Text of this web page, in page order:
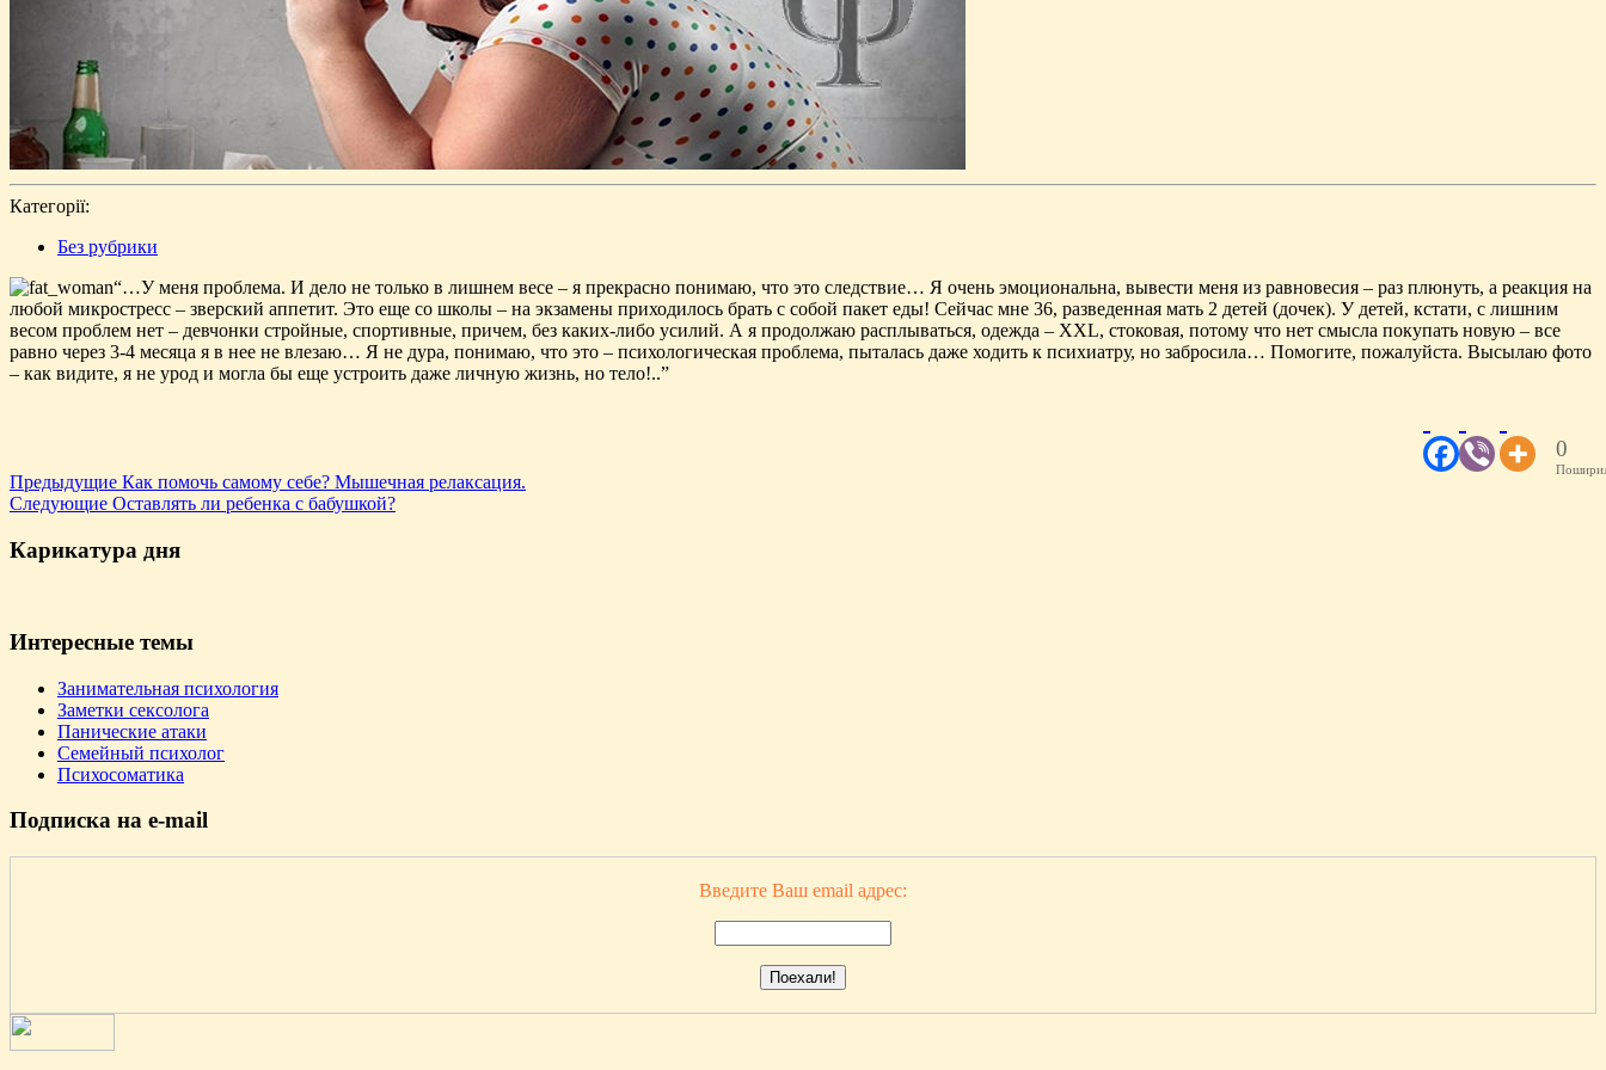
Категорії:
Без рубрики
“…У меня проблема. И дело не только в лишнем весе – я прекрасно понимаю, что это следствие… Я очень эмоциональна, вывести меня из равновесия – раз плюнуть, а реакция на
любой микростресс – зверский аппетит. Это еще со школы – на экзамены приходилось брать с собой пакет еды! Сейчас мне 36, разведенная мать 2 детей (дочек). У детей, кстати, с лишним
весом проблем нет – девчонки стройные, спортивные, причем, без каких-либо усилий. А я продолжаю расплываться, одежда – XXL, стоковая, потому что нет смысла покупать новую – все
равно через 3-4 месяца я в нее не влезаю… Я не дура, понимаю, что это – психологическая проблема, пыталась даже ходить к психиатру, но забросила… Помогите, пожалуйста. Высылаю фото
– как видите, я не урод и могла бы еще устроить даже личную жизнь, но тело!..”
0
Навігація
записів
Предыдущие Попередній
запис:
Как помочь самому себе? Мышечная релаксация.
Следующие Наступний
Оставлять ли ребенка с бабушкой?
Карикатура дня
Интересные темы
Занимательная психология
Заметки сексолога
Панические атаки
Семейный психолог
Психосоматика
Подпиcка на e-mail
Введите Ваш email адрес: